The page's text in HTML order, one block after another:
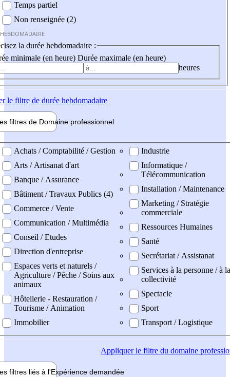
Temps partiel
Non renseignée (2)
la durée hebdomadaire :
minimale (en heure) Durée maximale (en heure)
heures
le filtre de durée hebdomadaire
filtres de Domaine professionnel
professionel
Achats / Comptabilité / Gestion
Arts / Artisanat d'art
Banque / Assurance
Bâtiment / Travaux Publics (4)
Commerce / Vente
Communication / Multimédia
Conseil / Etudes
Direction d'entreprise
Espaces verts et naturels /
Agriculture / Pêche / Soins aux
animaux
Hôtellerie - Restauration /
Tourisme / Animation
Immobilier
Industrie
Informatique /
Télécommunication
Installation / Maintenance
Marketing / Stratégie
commerciale
Ressources Humaines
Santé
Secrétariat / Assistanat
Services à la personne / à la
collectivité
Spectacle
Sport
Transport / Logistique
Appliquerle filtre du domaine
filtres liés à l'Expérience demandée